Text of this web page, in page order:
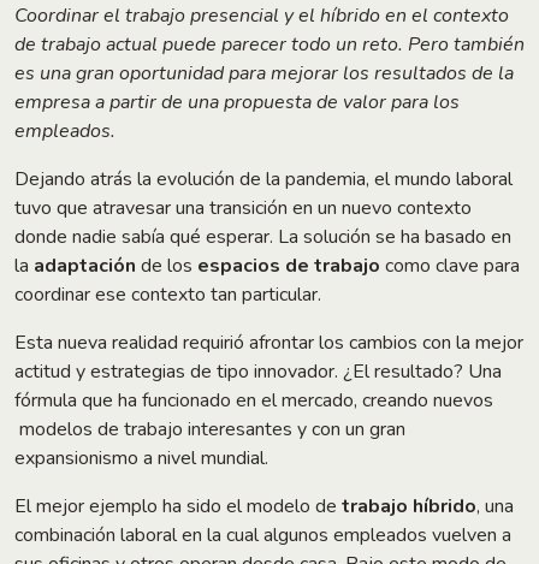
Coordinar el trabajo presencial y el híbrido en el contexto
de trabajo actual puede parecer todo un reto. Pero también
es una gran oportunidad para mejorar los resultados de la
empresa a partir de una propuesta de valor para los
empleados.
Dejando atrás la evolución de la pandemia, el mundo laboral
tuvo que atravesar una transición en un nuevo contexto
donde nadie sabía qué esperar. La solución se ha basado en
la adaptación de los espacios de trabajo como clave para
coordinar ese contexto tan particular.
Esta nueva realidad requirió afrontar los cambios con la mejor
actitud y estrategias de tipo innovador. ¿El resultado? Una
fórmula que ha funcionado en el mercado, creando nuevos
modelos de trabajo interesantes y con un gran
expansionismo a nivel mundial.
El mejor ejemplo ha sido el modelo de trabajo híbrido, una
combinación laboral en la cual algunos empleados vuelven a